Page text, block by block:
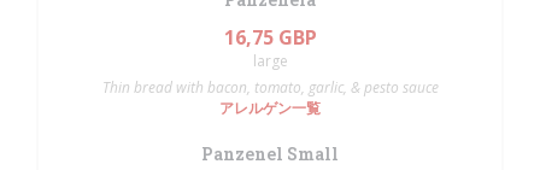
16,75 GBP
large
Thin bread with bacon, tomato, garlic, & pesto sauce
アレルゲン一覧
Panzenel Small